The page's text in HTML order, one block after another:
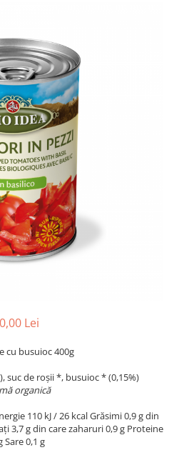
Lei
cu busuioc 400g
suc de roșii *, busuioc * (0,15%)
organică
110 kJ / 26 kcal Grăsimi 0,9 g din
3,7 g din care zaharuri 0,9 g Proteine
Sare 0,1 g